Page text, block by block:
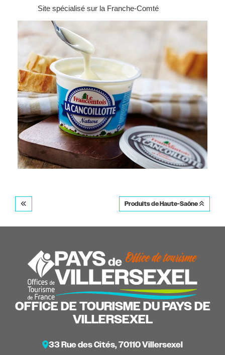
Site spécialisé sur la Franche-Comté
Produits de Haute-Saône
OFFICE DE TOURISME DU PAYS DE
VILLERSEXEL
33 Rue des Cités, 70110 Villersexel